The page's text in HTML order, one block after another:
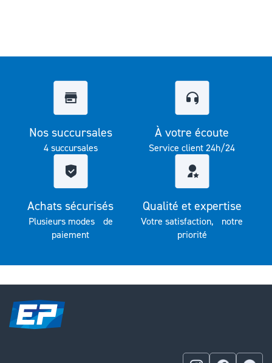
Nos succursales
4 succursales
À votre écoute
Service client 24h/24
Achats sécurisés
Plusieurs modes de
paiement
Qualité et expertise
Votre satisfaction, notre
priorité